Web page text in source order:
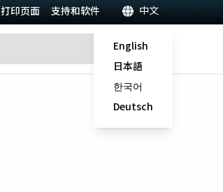
打印页面 支持和软件 中文
English
日本語
한국어
Deutsch